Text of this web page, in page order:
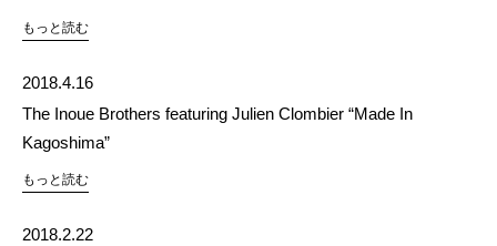
もっと読む
2018.4.16
The Inoue Brothers featuring Julien Clombier “Made In
Kagoshima”
もっと読む
2018.2.22